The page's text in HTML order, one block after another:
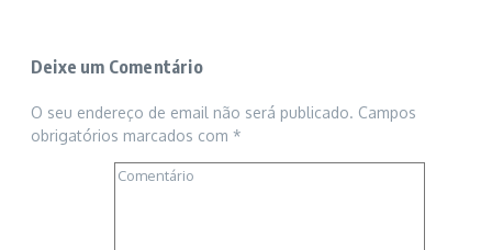
Deixe um Comentário
O seu endereço de email não será publicado. Campos
obrigatórios marcados com *